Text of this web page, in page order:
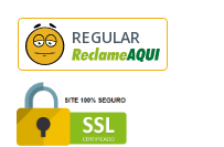
REGULAR